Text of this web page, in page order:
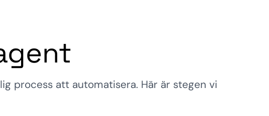
process att automatisera. Här är stegen vi